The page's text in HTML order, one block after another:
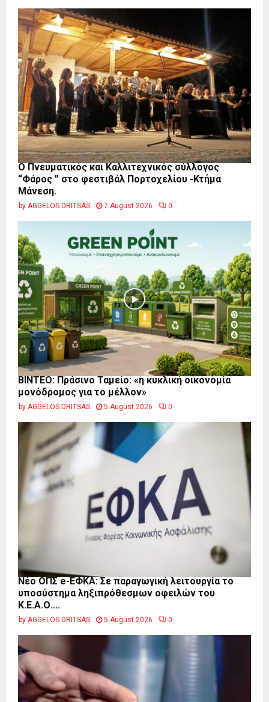
Ο Πνευματικός και Καλλιτεχνικός σύλλογος
“Φάρος ” στο φεστιβάλ Πορτοχελίου -Κτήμα
Μάνεση.
by AGGELOS DRITSAS 7 August 2026 0
BINTEO: Πράσινο Ταμείο: «η κυκλική οικονομία
μονόδρομος για το μέλλον»
by AGGELOS DRITSAS 5 August 2026 0
Νέο ΟΠΣ e-ΕΦΚΑ: Σε παραγωγική λειτουργία το
υποσύστημα ληξιπρόθεσμων οφειλών του
Κ.Ε.Α.Ο....
by AGGELOS DRITSAS 5 August 2026 0